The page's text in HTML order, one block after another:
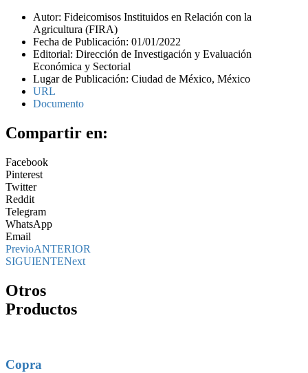
Autor: Fideicomisos Instituidos en Relación con la
Agricultura (FIRA)
Fecha de Publicación: 01/01/2022
Editorial: Dirección de Investigación y Evaluación
Económica y Sectorial
Lugar de Publicación: Ciudad de México, México
URL
Documento
Compartir en:
Facebook
Pinterest
Twitter
Reddit
Telegram
WhatsApp
Email
PrevioANTERIOR
SIGUIENTENext
Otros
Productos
Copra